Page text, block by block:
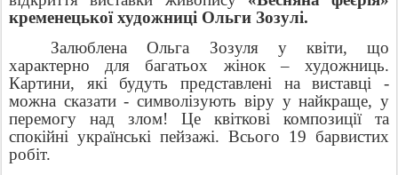
кременецької художниці Ольги Зозулі.
Залюблена Ольга Зозуля у квіти, що
характерно для багатьох жінок – художниць.
Картини, які будуть представлені на виставці -
можна сказати - символізують віру у найкраще, у
перемогу над злом! Це квіткові композиції та
спокійні українські пейзажі. Всього 19 барвистих
робіт.